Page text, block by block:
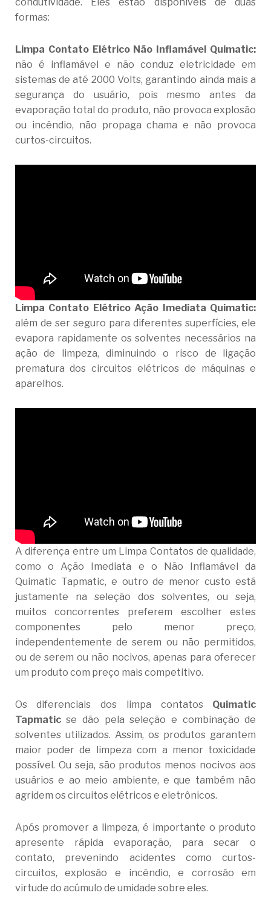
formas:
Limpa Contato Elétrico Não Inflamável Quimatic:
não é inflamável e não conduz eletricidade em
sistemas de até 2000 Volts, garantindo ainda mais a
segurança do usuário, pois mesmo antes da
evaporação total do produto, não provoca explosão
ou incêndio, não propaga chama e não provoca
curtos-circuitos.
Limpa Contato Elétrico Ação Imediata Quimatic:
além de ser seguro para diferentes superfícies, ele
evapora rapidamente os solventes necessários na
ação de limpeza, diminuindo o risco de ligação
prematura dos circuitos elétricos de máquinas e
aparelhos.
A diferença entre um Limpa Contatos de qualidade,
como o Ação Imediata e o Não Inflamável da
Quimatic Tapmatic, e outro de menor custo está
justamente na seleção dos solventes, ou seja,
muitos concorrentes preferem escolher estes
componentes pelo menor preço,
independentemente de serem ou não permitidos,
ou de serem ou não nocivos, apenas para oferecer
um produto com preço mais competitivo.
Os diferenciais dos limpa contatos Quimatic
Tapmaticse dão pela seleção e combinação de
solventes utilizados. Assim, os produtos garantem
maior poder de limpeza com a menor toxicidade
possível. Ou seja, são produtos menos nocivos aos
usuários e ao meio ambiente, e que também não
agridem os circuitos elétricos e eletrônicos.
Após promover a limpeza, é importante o produto
apresente rápida evaporação, para secar o
contato, prevenindo acidentes como curtos-
circuitos, explosão e incêndio, e corrosão em
virtude do acúmulo de umidade sobre eles.